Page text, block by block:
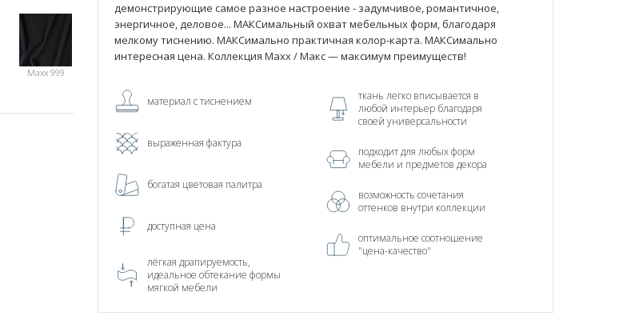
Maxx 999
демонстрирующие самое разное настроение - задумчивое, романтичное,
энергичное, деловое... МАКСимальный охват мебельных форм, благодаря
мелкому тиснению. МАКСимально практичная колор-карта. МАКСимально
интересная цена. Коллекция Maxx / Макс — максимум преимуществ!
материал с тиснением
выраженная фактура
богатая цветовая палитра
доступная цена
лёгкая драпируемость,
идеальное обтекание формы
мягкой мебели
ткань легко вписывается в
любой интерьер благодаря
своей универсальности
подходит для любых форм
мебели и предметов декора
возможность сочетания
оттенков внутри коллекции
оптимальное соотношение
"цена-качество"